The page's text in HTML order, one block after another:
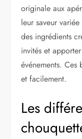
originale aux
leur saveur
des ingrédients
invités et
événements. Ces
et facilement.
Les